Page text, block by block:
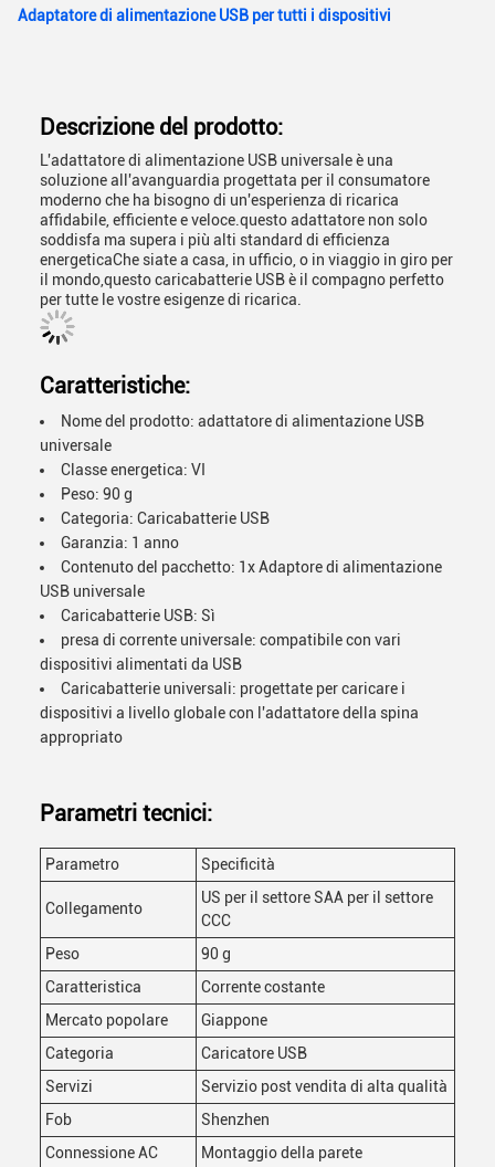
Adaptatore di alimentazione USB per tutti i dispositivi
Descrizione del prodotto:
L'adattatore di alimentazione USB universale è una
soluzione all'avanguardia progettata per il consumatore
moderno che ha bisogno di un'esperienza di ricarica
affidabile, efficiente e veloce.questo adattatore non solo
soddisfa ma supera i più alti standard di efficienza
energeticaChe siate a casa, in ufficio, o in viaggio in giro per
il mondo,questo caricabatterie USB è il compagno perfetto
per tutte le vostre esigenze di ricarica.
Caratteristiche:
Nome del prodotto: adattatore di alimentazione USB
universale
Classe energetica: VI
Peso: 90 g
Categoria: Caricabatterie USB
Garanzia: 1 anno
Contenuto del pacchetto: 1x Adaptore di alimentazione
USB universale
Caricabatterie USB: Sì
presa di corrente universale: compatibile con vari
dispositivi alimentati da USB
Caricabatterie universali: progettate per caricare i
dispositivi a livello globale con l'adattatore della spina
appropriato
Parametri tecnici:
Parametro Specificità
Collegamento
US per il settore SAA per il settore
CCC
Peso
90 g
Caratteristica
Corrente costante
Mercato popolare
Giappone
Categoria
Caricatore USB
Servizi
Servizio post vendita di alta qualità
Fob
Shenzhen
Connessione AC
Montaggio della parete